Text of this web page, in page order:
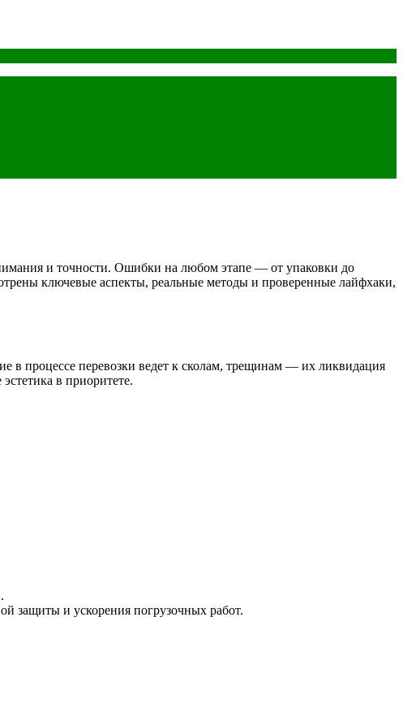
и точности. Ошибки на любом этапе — от упаковки до
ключевые аспекты, реальные методы и проверенные лайфхаки,
в процессе перевозки ведет к сколам, трещинам — их ликвидация
в приоритете.
защиты и ускорения погрузочных работ.